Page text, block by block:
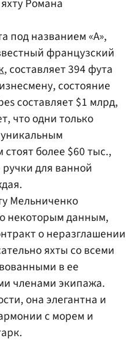
Романа
под названием «А»,
французский
, составляет 394 фута
состояние
составляет $1 млрд,
что одни только
более $60 тыс.,
для ванной
Мельниченко
некоторым данным,
о неразглашении
яхты со всеми
в ее
членами экипажа.
она элегантна и
с морем и